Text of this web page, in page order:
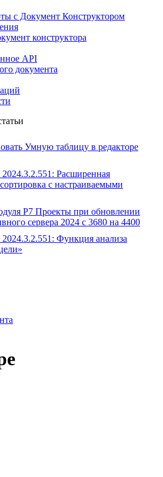
с Документ Конструктором
конструктора
API
документа
Умную таблицу в редакторе
Расширенная
с настраиваемыми
Р7 Проекты при обновлении
сервера 2024 с 3680 на 4400
Функция анализа